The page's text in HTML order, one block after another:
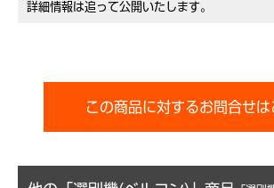
詳細情報は追って公開いたします。
この商品に対するお問合せは